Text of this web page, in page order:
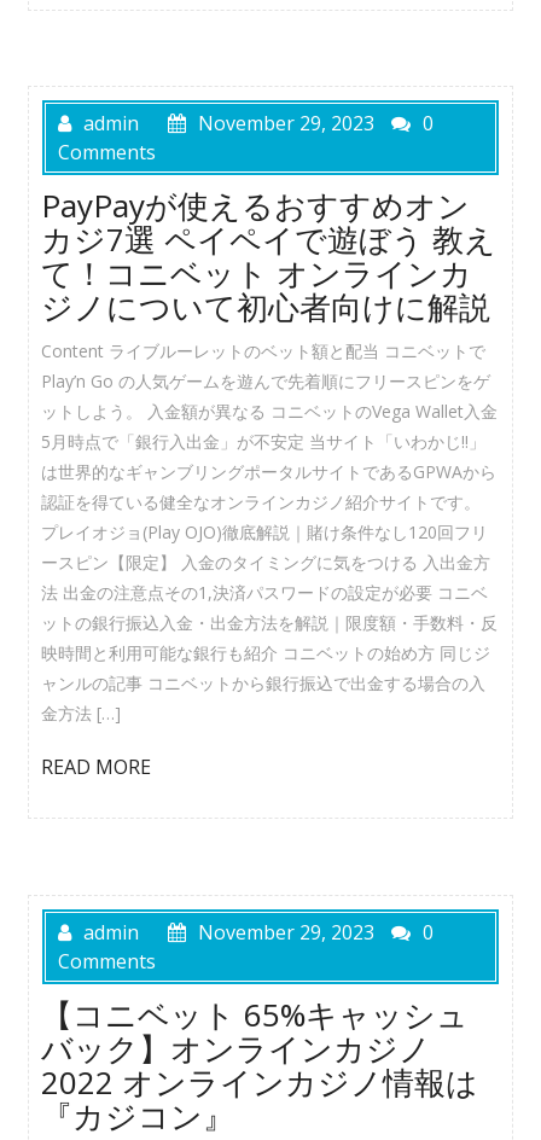
admin November 29, 2023
0
Comments
PayPayが使えるおすすめオン
カジ7選 ペイペイで遊ぼう 教え
て！コニベット オンラインカ
ジノについて初心者向けに解説
Content ライブルーレットのベット額と配当 コニベットで
Play’n Go の人気ゲームを遊んで先着順にフリースピンをゲ
ットしよう。 入金額が異なる コニベットのVega Wallet入金
5月時点で「銀行入出金」が不安定 当サイト「いわかじ!!」
は世界的なギャンブリングポータルサイトであるGPWAから
認証を得ている健全なオンラインカジノ紹介サイトです。
プレイオジョ(Play OJO)徹底解説｜賭け条件なし120回フリ
ースピン【限定】 入金のタイミングに気をつける 入出金方
法 出金の注意点その1,決済パスワードの設定が必要 コニベ
ットの銀行振込入金・出金方法を解説｜限度額・手数料・反
映時間と利用可能な銀行も紹介 コニベットの始め方 同じジ
ャンルの記事 コニベットから銀行振込で出金する場合の入
金方法 […]
READ MORE
admin November 29, 2023
0
Comments
【コニベット 65%キャッシュ
バック】オンラインカジノ
2022 オンラインカジノ情報は
『カジコン』